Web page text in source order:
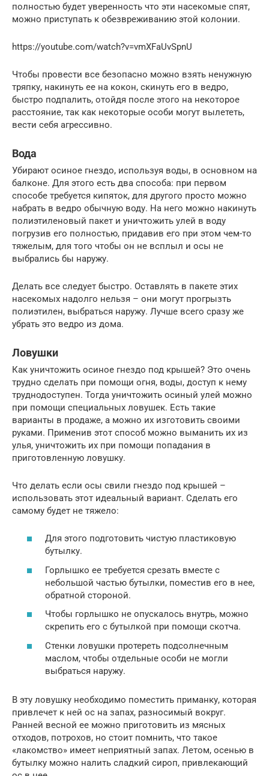
полностью будет уверенность что эти насекомые спят,
можно приступать к обезвреживанию этой колонии.
https://youtube.com/watch?v=vmXFaUvSpnU
Чтобы провести все безопасно можно взять ненужную
тряпку, накинуть ее на кокон, скинуть его в ведро,
быстро подпалить, отойдя после этого на некоторое
расстояние, так как некоторые особи могут вылететь,
вести себя агрессивно.
Вода
Убирают осиное гнездо, используя воды, в основном на
балконе. Для этого есть два способа: при первом
способе требуется кипяток, для другого просто можно
набрать в ведро обычную воду. На него можно накинуть
полиэтиленовый пакет и уничтожить улей в воду
погрузив его полностью, придавив его при этом чем-то
тяжелым, для того чтобы он не всплыл и осы не
выбрались бы наружу.
Делать все следует быстро. Оставлять в пакете этих
насекомых надолго нельзя – они могут прогрызть
полиэтилен, выбраться наружу. Лучше всего сразу же
убрать это ведро из дома.
Ловушки
Как уничтожить осиное гнездо под крышей? Это очень
трудно сделать при помощи огня, воды, доступ к нему
труднодоступен. Тогда уничтожить осиный улей можно
при помощи специальных ловушек. Есть такие
варианты в продаже, а можно их изготовить своими
руками. Применив этот способ можно выманить их из
улья, уничтожить их при помощи попадания в
приготовленную ловушку.
Что делать если осы свили гнездо под крышей –
использовать этот идеальный вариант. Сделать его
самому будет не тяжело:
Для этого подготовить чистую пластиковую
бутылку.
Горлышко ее требуется срезать вместе с
небольшой частью бутылки, поместив его в нее,
обратной стороной.
Чтобы горлышко не опускалось внутрь, можно
скрепить его с бутылкой при помощи скотча.
Стенки ловушки протереть подсолнечным
маслом, чтобы отдельные особи не могли
выбраться наружу.
В эту ловушку необходимо поместить приманку, которая
привлечет к ней ос на запах, разносимый вокруг.
Ранней весной ее можно приготовить из мясных
отходов, потрохов, но стоит помнить, что такое
«лакомство» имеет неприятный запах. Летом, осенью в
бутылку можно налить сладкий сироп, привлекающий